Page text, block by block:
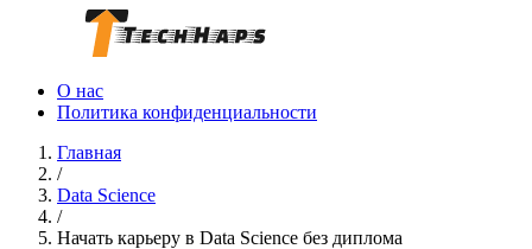
О нас
Политика конфиденциальности
Главная
/
Data Science
/
Начать карьеру в Data Science без диплома